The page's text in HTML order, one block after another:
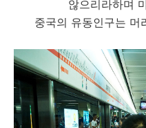
않으리라하며
중국의 유동인구는 머